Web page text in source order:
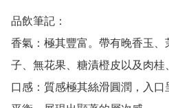
品飲筆記：
香氣：極其豐富。帶有晚香玉
子、無花果、糖漬橙皮以及肉桂
口感：質感極其絲滑圓潤，入